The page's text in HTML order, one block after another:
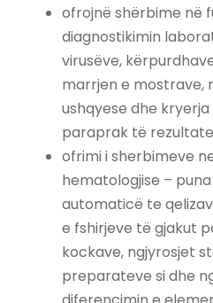
ofrojnë shërbime në
diagnostikimin
virusëve,
marrjen e mostrave,
ushqyese dhe kryerja
paraprak të
ofrimi i sherbimeve
hematologjise –
automaticë te
e fshirjeve të gjakut
kockave, ngjyrosjet
preparateve si dhe